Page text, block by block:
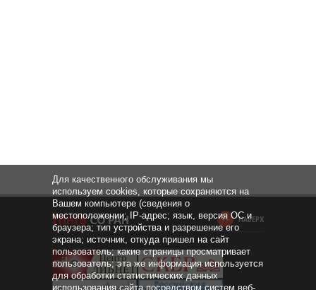
НАВЕРХ
Для качественного обслуживания мы
используем cookies, которые сохраняются на
Вашем компьютере (сведения о
местоположении; IP-адрес; язык, версия ОС и
браузера; тип устройства и разрешение его
экрана; источник, откуда пришел на сайт
пользователь; какие страницы просматривает
пользователь; эта же информация используется
для обработки статистических данных
использования сайта посредством систем веб-